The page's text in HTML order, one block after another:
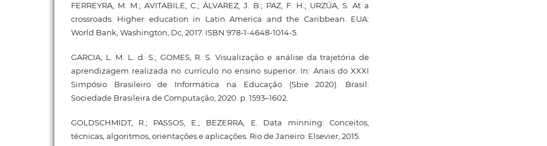
FERREYRA, M. M.; AVITABILE, C.; ÁLVAREZ, J. B.; PAZ, F. H.; URZÚA, S. At a
crossroads: Higher education in Latin America and the Caribbean. EUA:
World Bank, Washington, Dc, 2017. ISBN 978-1-4648-1014-5.
GARCIA, L. M. L. d. S.; GOMES, R. S. Visualização e análise da trajetória de
aprendizagem realizada no currículo no ensino superior. In: Anais do XXXI
Simpósio Brasileiro de Informática na Educação (Sbie 2020). Brasil:
Sociedade Brasileira de Computação, 2020. p. 1593–1602.
GOLDSCHMIDT, R.; PASSOS, E.; BEZERRA, E. Data minning: Conceitos,
técnicas, algoritmos, orientações e aplicações. Rio de Janeiro: Elsevier, 2015.